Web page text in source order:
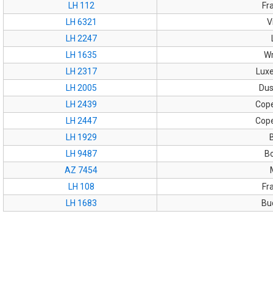
LH 112
LH 6321
LH 2247
LH 1635
LH 2317
LH 2005
LH 2439
LH 2447
LH 1929
LH 9487
AZ 7454
LH 108
LH 1683